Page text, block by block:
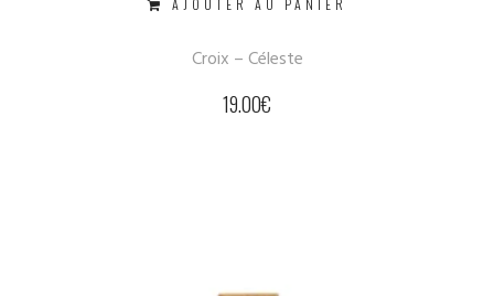
AJOUTER AU PANIER
Croix – Céleste
19.00€